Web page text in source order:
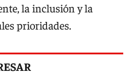
la inclusión y la
prioridades.